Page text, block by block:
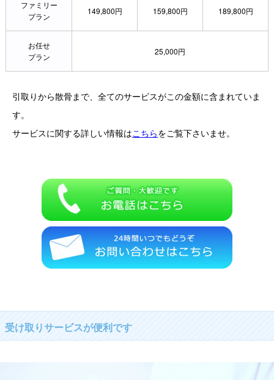
ファミリー
プラン
149,800円 159,800円 189,800円
お任せ
プラン
25,000円
引取りから散骨まで、全てのサービスがこの金額に含まれていま
す。
サービスに関する詳しい情報はこちらをご覧下さいませ。
受け取りサービスが便利です